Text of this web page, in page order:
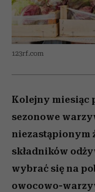
123rf.com
Kolejny miesiąc
sezonowe
niezastąpionym
składników
wybrać się na
owocowo-